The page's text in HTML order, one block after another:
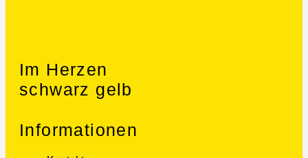
Im Herzen
schwarz gelb
Informationen